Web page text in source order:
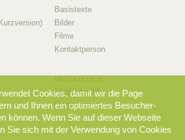
Basistexte
Bilder
Filme
Kontaktperson
Mitglieder-Info
Mitglieder-Login
Cookies, damit wir die Page
und Ihnen ein optimiertes Besucher-
können. Wenn Sie auf dieser Webseite
Sie sich mit der Verwendung von Cookies